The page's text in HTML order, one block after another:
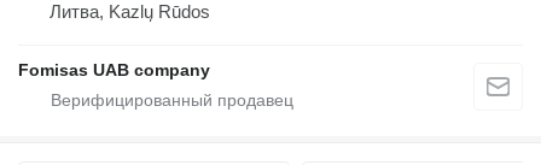
Литва, Kazlų Rūdos
Fomisas UAB company